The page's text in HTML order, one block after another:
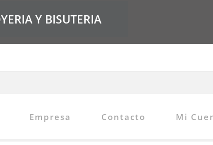
Y BISUTERIA
Empresa Contacto Mi